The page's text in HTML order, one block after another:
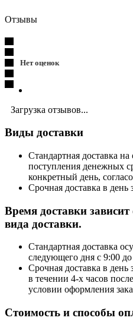
Отзывы
Нет оценок
Загрузка отзывов...
Виды доставки
Стандартная доставка
поступления денежных
конкретный день,
Срочная доставка в день
Время доставки
вида доставки.
Стандартная доставка
следующего дня с 9:00
Срочная доставка в день
в течении 4-х часов
условии оформления
Стоимость и способы